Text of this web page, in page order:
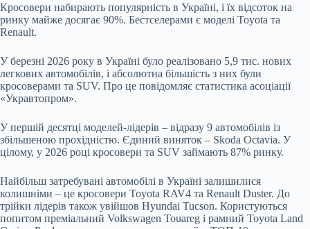
Кросовери набирають популярність в Україні, і їх відсоток на
ринку майже досягає 90%. Бестселерами є моделі Toyota та
Renault.
У березні 2026 року в Україні було реалізовано 5,9 тис. нових
легкових автомобілів, і абсолютна більшість з них були
кросоверами та SUV. Про це повідомляє статистика асоціації
«Укравтопром».
У першій десятці моделей-лідерів – відразу 9 автомобілів із
збільшеною прохідністю. Єдиний виняток – Skoda Octavia. У
цілому, у 2026 році кросовери та SUV займають 87% ринку.
Найбільш затребувані автомобілі в Україні залишилися
колишніми – це кросовери Toyota RAV4 та Renault Duster. До
трійки лідерів також увійшов Hyundai Tucson. Користуються
попитом преміальний Volkswagen Touareg і рамний Toyota Land